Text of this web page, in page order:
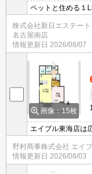
ペットと住める１
株式会社新日エステー
名古屋南店
情報更新日 2026/08/07
画像：15枚
エイブル東海店は
平な視点で提案♪
野村商事株式会社 エイ
情報更新日 2026/08/03